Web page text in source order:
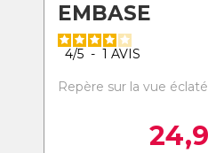
EMBASE
4/5 - 1 AVIS
Repère sur la vue